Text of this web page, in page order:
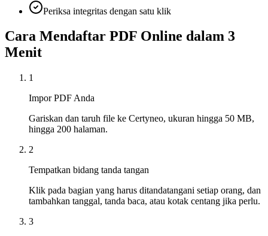
Periksa integritas dengan satu klik
Cara Mendaftar PDF Online dalam 3
Menit
1
Impor PDF Anda
Gariskan dan taruh file ke Certyneo, ukuran hingga 50 MB,
hingga 200 halaman.
2
Tempatkan bidang tanda tangan
Klik pada bagian yang harus ditandatangani setiap orang, dan
tambahkan tanggal, tanda baca, atau kotak centang jika perlu.
3